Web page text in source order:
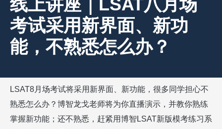
线上讲座｜LSAT八月场
考试采用新界面、新功
能，不熟悉怎么办？
LSAT8月场考试将采用新界面、新功能，很多同学担心不
熟悉怎么办？博智龙戈老师将为你直播演示，并教你熟练
掌握新功能；还不熟悉，赶紧用博智 LSAT新版模考练习系